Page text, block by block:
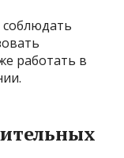
соблюдать
работать в